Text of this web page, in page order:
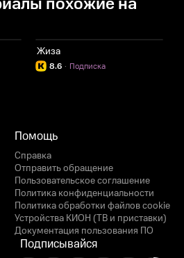
Жиза
8.6 Подписка
·
Помощь
Справка
Отправить обращение
Пользовательское соглашение
Политика конфиденциальности
Политика обработки файлов cookie
Устройства КИОН (ТВ и приставки)
Документация пользования ПО
Подписывайся